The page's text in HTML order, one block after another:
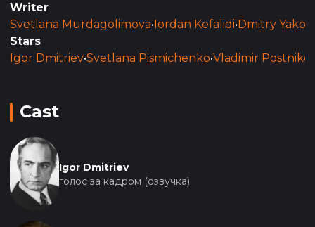
Writer
Svetlana Murdagolimova• Iordan Kefalidi• Dmitry
Stars
Igor Dmitriev•Svetlana Pismichenko•Vladimir
Cast
Igor Dmitriev
голос за кадром (озвучка)